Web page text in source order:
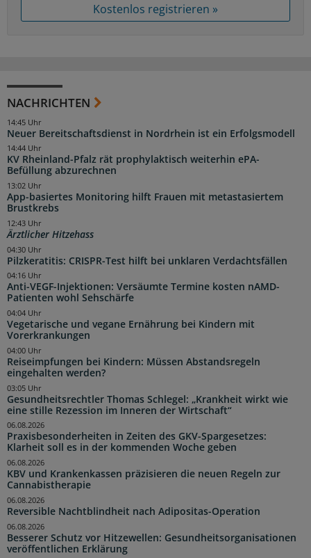
Kostenlos registrieren »
NACHRICHTEN
Neuer Bereitschaftsdienst in Nordrhein ist ein Erfolgsmodell
14:45 Uhr
KV Rheinland-Pfalz rät prophylaktisch weiterhin ePA-
Befüllung abzurechnen
14:44 Uhr
App-basiertes Monitoring hilft Frauen mit metastasiertem
Brustkrebs
13:02 Uhr
Ärztlicher Hitzehass
12:43 Uhr
Pilzkeratitis: CRISPR-Test hilft bei unklaren Verdachtsfällen
04:30 Uhr
Anti-VEGF-Injektionen: Versäumte Termine kosten nAMD-
Patienten wohl Sehschärfe
04:16 Uhr
Vegetarische und vegane Ernährung bei Kindern mit
Vorerkrankungen
04:04 Uhr
Reiseimpfungen bei Kindern: Müssen Abstandsregeln
eingehalten werden?
04:00 Uhr
Gesundheitsrechtler Thomas Schlegel: „Krankheit wirkt wie
eine stille Rezession im Inneren der Wirtschaft“
03:05 Uhr
Praxisbesonderheiten in Zeiten des GKV-Spargesetzes:
Klarheit soll es in der kommenden Woche geben
06.08.2026
KBV und Krankenkassen präzisieren die neuen Regeln zur
Cannabistherapie
06.08.2026
Reversible Nachtblindheit nach Adipositas-Operation
06.08.2026
Besserer Schutz vor Hitzewellen: Gesundheitsorganisationen
veröffentlichen Erklärung
06.08.2026